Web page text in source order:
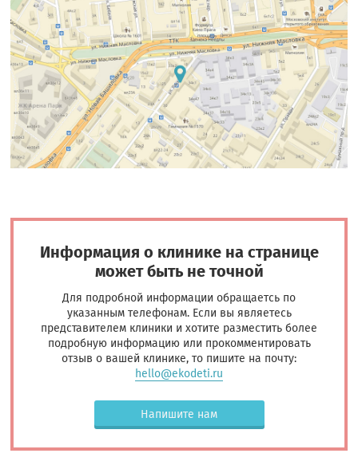
Информация о клинике на странице
может быть не точной
Для подробной информации обращаетсь по
указанным телефонам. Если вы являетесь
представителем клиники и хотите разместить более
подробную информацию или прокомментировать
отзыв о вашей клинике, то пишите на почту:
hello@ekodeti.ru
Напишите нам